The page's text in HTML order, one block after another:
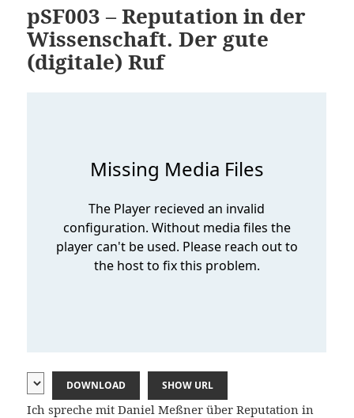
pSF003 – Reputation in der
Wissenschaft. Der gute
(digitale) Ruf
DOWNLOAD SHOW URL
Ich spreche mit Daniel Meßner über Reputation in